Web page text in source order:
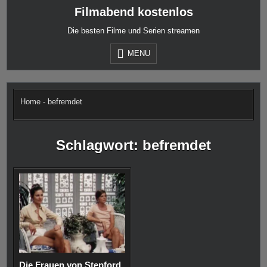
Filmabend kostenlos
Die besten Filme und Serien streamen
MENU
Home - befremdet
Schlagwort: befremdet